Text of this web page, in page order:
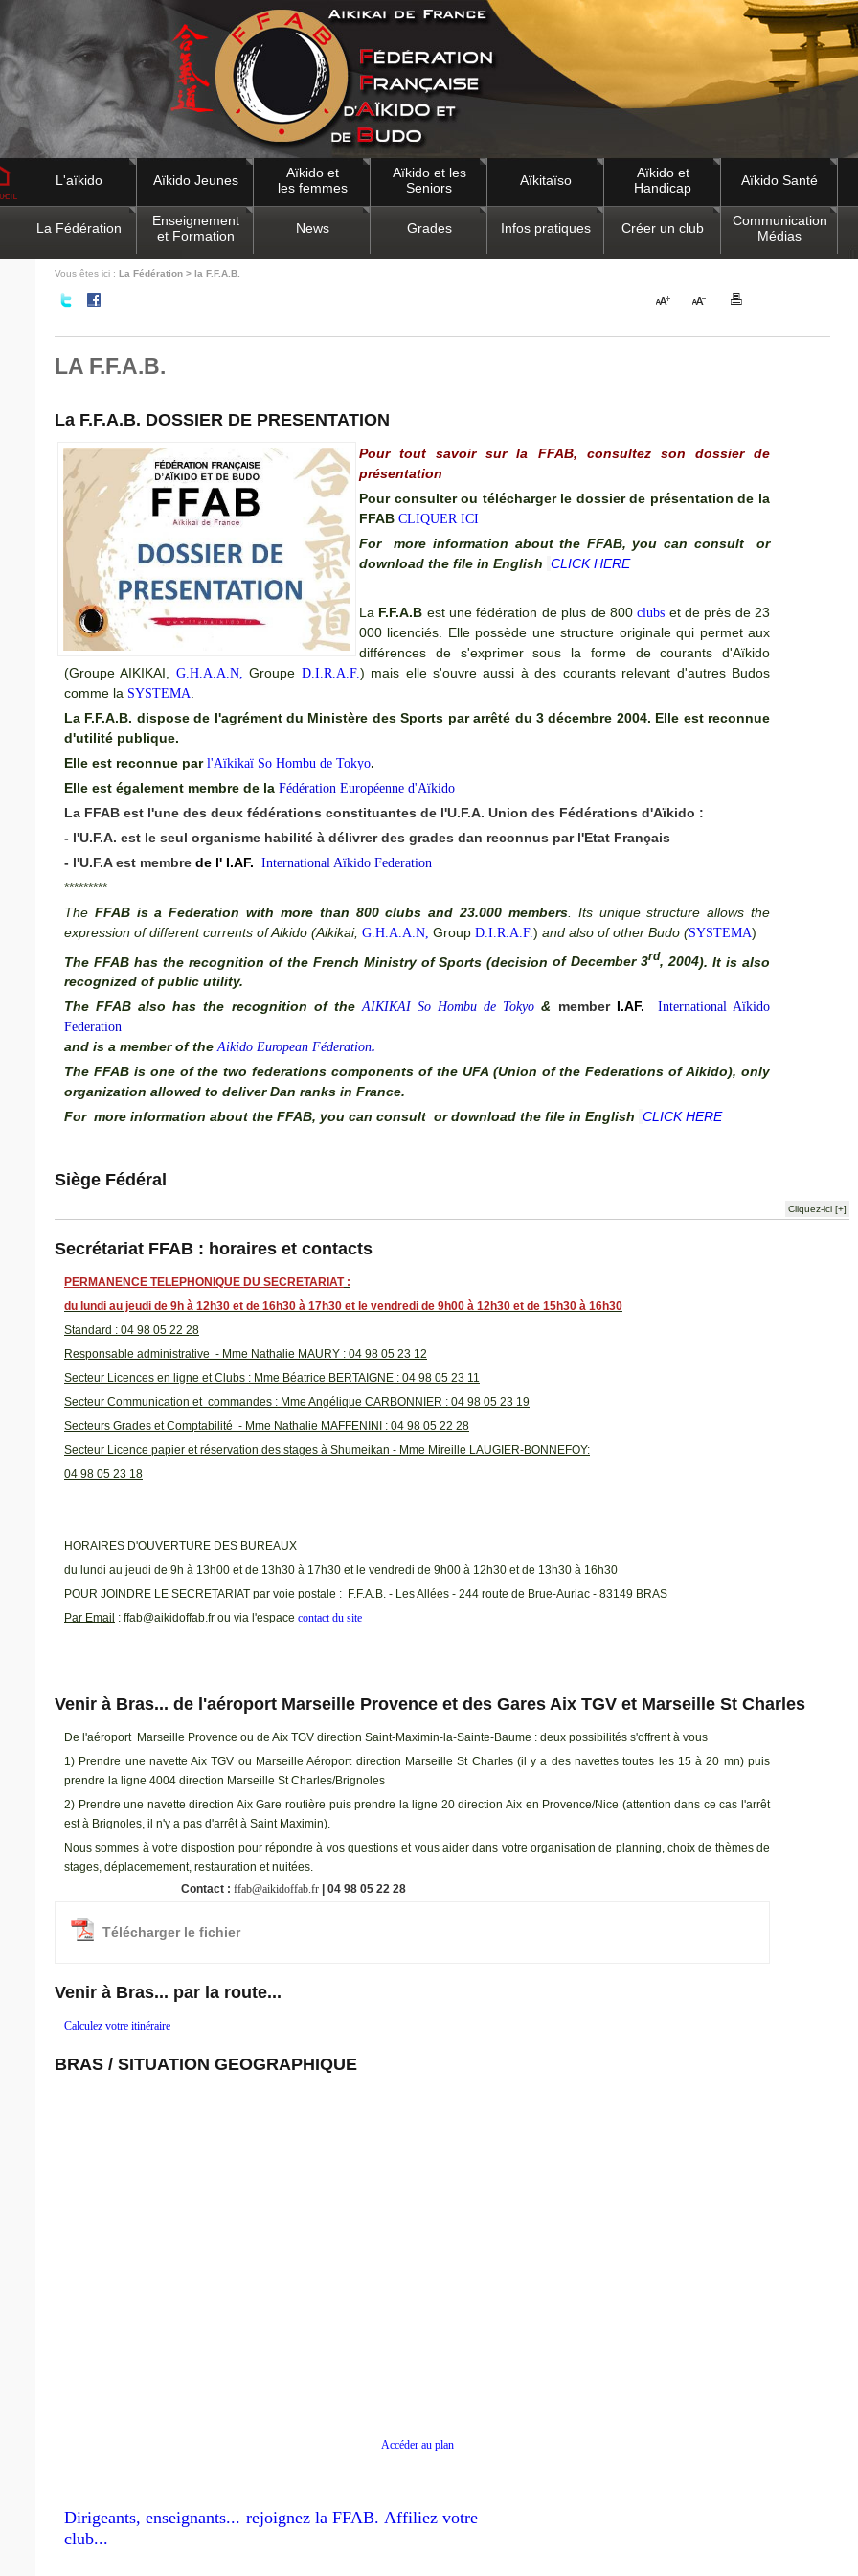
L'aïkido Aïkido Jeunes
Aïkido et
les femmes
Aïkido et les
Seniors
Aïkitaïso
Aïkido et
Handicap
Aïkido Santé
La Fédération
Enseignement
et Formation
News Grades Infos pratiques Créer un club
Communication
Médias
Vous êtes ici : La Fédération > la F.F.A.B.
LA F.F.A.B.
La F.F.A.B. DOSSIER DE PRESENTATION
Pour tout savoir sur la FFAB, consultez son dossier de
présentation
Pour consulter ou télécharger le dossier de présentation de la
FFAB CLIQUER ICI
For more information about the FFAB, you can consult or
download the file in English CLICK HERE
La F.F.A.B est une fédération de plus de 800clubs et de près de 23
000 licenciés. Elle possède une structure originale qui permet aux
différences de s'exprimer sous la forme de courants d'Aïkido
(Groupe AIKIKAI, G.H.A.A.N, Groupe D.I.R.A.F. ) mais elle s'ouvre aussi à des courants relevant d'autres Budos
comme la SYSTEMA
La F.F.A.B. dispose de l'agrément du Ministère des Sports par arrêté du 3 décembre 2004. Elle est reconnue
d'utilité publique.
Elle est reconnue par l'Aïkikaï So Hombu de Tokyo.
Elle est également membre de la Fédération Européenne d'Aïkido
La FFAB est l'une des deux fédérations constituantes de l'U.F.A. Union des Fédérations d'Aïkido :
- l'U.F.A. est le seul organisme habilité à délivrer des grades dan reconnus par l'Etat Français
- l'U.F.A est membre de l' I.AF. International Aïkido Federation
*********
The FFAB is a Federation with more than 800 clubs and 23.000 members. Its unique structure allows the
expression of different currents of Aikido (Aikikai, G.H.A.A.N, Group D.I.R.A.F. ) and also of other Budo (SYSTEMA)
The FFAB has the recognition of the French Ministry of Sports (decisionof December 3rd, 2004). It is also
recognized of public utility.
The FFAB also has the recognition of theAIKIKAI So Hombu de Tokyo & member I.AF.
International Aïkido
Federation
and is a member of theAikido European Féderation.
The FFAB is one of the two federations components of the UFA (Union of the Federations of Aikido), only
organization allowed to deliver Dan ranks in France.
For more information about the FFAB, you can consult or download the file in English CLICK HERE
Siège Fédéral
Cliquez-ici [+]
Secrétariat FFAB : horaires et contacts
PERMANENCE TELEPHONIQUE DU SECRETARIAT:
du lundi au jeudi de 9h à 12h30 et de 16h30 à 17h30 et le vendredi de 9h00 à 12h30 et de 15h30 à 16h30
Standard : 04 98 05 22 28
Responsable administrative - Mme Nathalie MAURY : 04 98 05 23 12
Secteur Licences en ligne et Clubs : Mme Béatrice BERTAIGNE : 04 98 05 23 11
Secteur Communication et commandes : Mme Angélique CARBONNIER : 04 98 05 23 19
Secteurs Grades et Comptabilité - Mme Nathalie MAFFENINI : 04 98 05 22 28
Secteur Licence papier et réservation des stages à Shumeikan - Mme Mireille LAUGIER-BONNEFOY:
04 98 05 23 18
HORAIRES D'OUVERTURE DES BUREAUX
du lundi au jeudi de 9h à 13h00 et de 13h30 à 17h30 et le vendredi de 9h00 à 12h30 et de 13h30 à 16h30
POUR JOINDRE LE SECRETARIAT par voie postale : F.F.A.B. - Les Allées - 244 route de Brue-Auriac - 83149 BRAS
Par Email : ffab@aikidoffab.fr ou via l'espace contact du site
Venir à Bras... de l'aéroport Marseille Provence et des Gares Aix TGV et Marseille St Charles
De l'aéroport Marseille Provence ou de Aix TGV direction Saint-Maximin-la-Sainte-Baume : deux possibilités s'offrent à vous
1) Prendre une navette Aix TGV ou Marseille Aéroport direction Marseille St Charles (il y a des navettes toutes les 15 à 20 mn) puis
prendre la ligne 4004 direction Marseille St Charles/Brignoles
2) Prendre une navette direction Aix Gare routière puis prendre la ligne 20 direction Aix en Provence/Nice (attention dans ce cas l'arrêt
est à Brignoles, il n'y a pas d'arrêt à Saint Maximin).
Nous sommes à votre dispostion pour répondre à vos questions et vous aider dans votre organisation de planning, choix de thèmes de
stages, déplacemement, restauration et nuitées.
Contact : ffab@aikidoffab.fr | 04 98 05 22 28
Télécharger le fichier
Venir à Bras... par la route...
Calculez votre itinéraire
BRAS / SITUATION GEOGRAPHIQUE
Accéder au plan
Dirigeants, enseignants... rejoignez la FFAB. Affiliez votre
club...